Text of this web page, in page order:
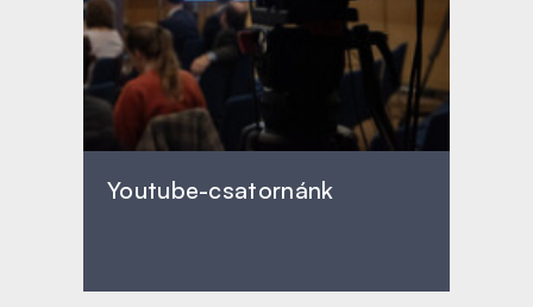
Youtube-csatornánk